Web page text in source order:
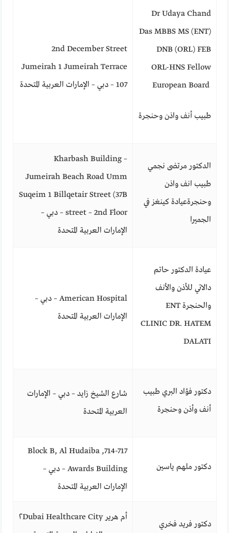
Dr Udaya Chand
Das MBBS MS (ENT)
DNB (ORL) FEB
ORL-HNS Fellow
European Board
طبيب أنف واذن وحنجرة
2nd December Street
Jumeirah 1 Jumeirah Terrace
107 – دبي – الإمارات العربية المتحدة
الدكتور مرتضى نجمي
طبيب انف واذن
وحنجرةعيادة كينغز في
الجميرا
Kharbash Building –
Jumeirah Beach Road Umm
Suqeim 1 Billqetair Street (37B
street – 2nd Floor – دبي –
الإمارات العربية المتحدة
عيادة الدكتور حاتم
دالاتي للأذن والأنف
والحنجرة ENT
CLINIC DR. HATEM
DALATI
American Hospital – دبي –
الإمارات العربية المتحدة
دكتور فؤاد البري طبيب
أنف وأذن وحنجرة
شارع الشيخ زايد – دبي – الإمارات
العربية المتحدة
دكتور ملهم ياسين
714-717, Block B, Al Hudaiba
Awards Building – دبي –
الإمارات العربية المتحدة
دكتور فريد فخري
أم هرير ٢Dubai Healthcare City